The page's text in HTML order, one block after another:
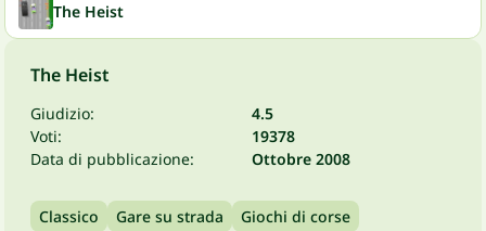
The Heist
The Heist
Giudizio:
4.5
Voti:
19378
Data di pubblicazione:
Ottobre 2008
Classico Gare su strada
Giochi di corse